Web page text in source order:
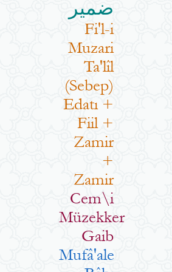
ضمير
Fi'l-i
Muzari
Ta'lîl
(Sebep)
Edatı +
Fiil +
Zamir
+
Zamir
Cem\i
Müzekker
Gaib
Mufâ'ale